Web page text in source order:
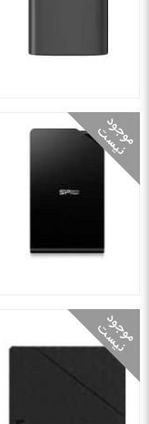
م
و
ج
و
د
ن
ی
س
ت
م
و
ج
و
د
ن
ی
س
ت